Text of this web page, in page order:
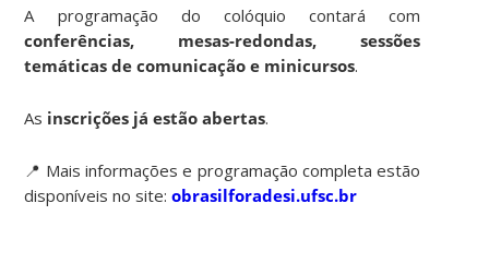
A programação do colóquio contará com
conferências, mesas-redondas, sessões
temáticas de comunicação e minicursos.
As inscrições já estão abertas.
📍 Mais informações e programação completa estão
disponíveis no site:obrasilforadesi.ufsc.br